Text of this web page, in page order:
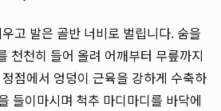
고 발은 골반 너비로 벌립니다. 숨을
천천히 들어 올려 어깨부터 무릎까지
점에서 엉덩이 근육을 강하게 수축하
들이마시며 척추 마디마디를 바닥에